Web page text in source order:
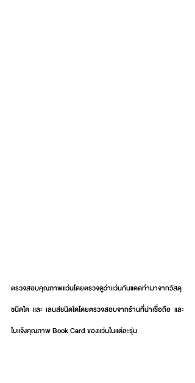
ตรวจสอบคุณภาพแว่นโดยตรวจดูว่าแว่นกันแดดทำมาจากวัสดุ
ชนิดใด และ เลนส์ชนิดใดโดยตรวจสอบจากร้านที่น่าเชื่อถือ และ
ใบแจ้งคุณภาพ Book Card ของแว่นในแต่ละรุ่น